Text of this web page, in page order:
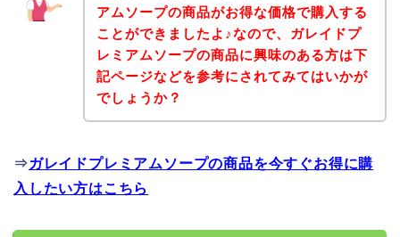
アムソープの商品がお得な価格で購入する
ことができましたよ♪なので、ガレイドプ
レミアムソープの商品に興味のある方は下
記ページなどを参考にされてみてはいかが
でしょうか？
⇒ ガレイドプレミアムソープの商品を今すぐお得に購
入したい方はこちら